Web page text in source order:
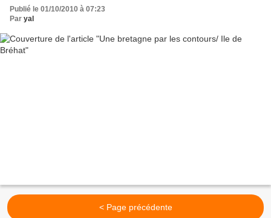
Publié le 01/10/2010 à 07:23
Par yal
< Page précédente